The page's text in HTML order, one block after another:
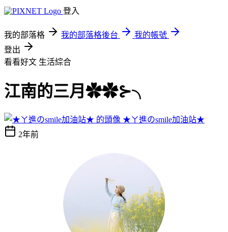
登入
我的部落格 我的部落格後台
我的帳號
登出
看看好文 生活綜合
江南的三月✿✿⊱╮
★ㄚ進のsmile加油站★
2年前